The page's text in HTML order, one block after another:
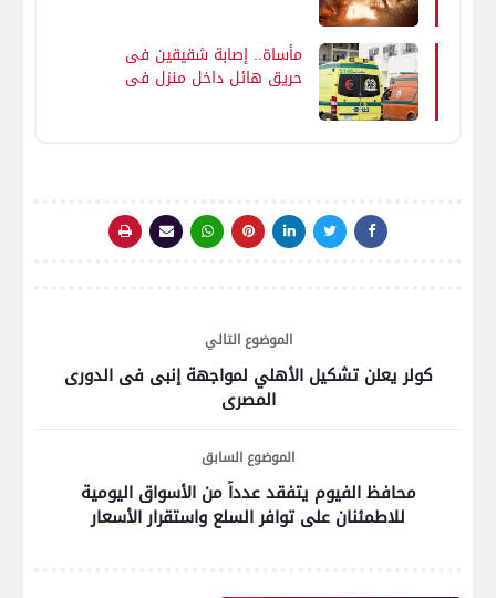
مأساة.. إصابة شقيقين فى
حريق هائل داخل منزل فى
الموضوع التالي
كولر يعلن تشكيل الأهلي لمواجهة إنبى فى الدورى
المصرى
الموضوع السابق
محافظ الفيوم يتفقد عدداً من الأسواق اليومية
للاطمئنان على توافر السلع واستقرار الأسعار